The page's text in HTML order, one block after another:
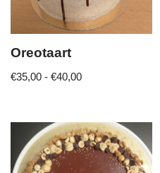
Oreotaart
€35,00 - €40,00